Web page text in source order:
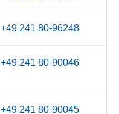
+49 241 80-96248
+49 241 80-90046
+49 241 80-90045